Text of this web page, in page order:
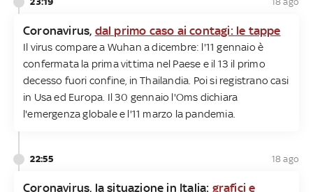
Coronavirus, dal primo caso ai contagi: le tappe
Il virus compare a Wuhan a dicembre: l'11 gennaio è
confermata la prima vittima nel Paese e il 13 il primo
decesso fuori confine, in Thailandia. Poi si registrano casi
in Usa ed Europa. Il 30 gennaio l'Oms dichiara
l'emergenza globale e l'11 marzo la pandemia.
22:55 18 ago
Coronavirus, la situazione in Italia: grafici e